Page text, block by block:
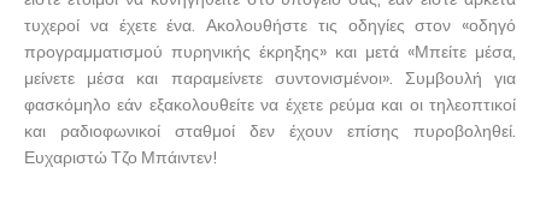
τυχεροί να έχετε ένα. Ακολουθήστε τις οδηγίες στον «οδηγό
προγραμματισμού πυρηνικής έκρηξης» και μετά «Μπείτε μέσα,
μείνετε μέσα και παραμείνετε συντονισμένοι». Συμβουλή για
φασκόμηλο εάν εξακολουθείτε να έχετε ρεύμα και οι τηλεοπτικοί
και ραδιοφωνικοί σταθμοί δεν έχουν επίσης πυροβοληθεί.
Ευχαριστώ Τζο Μπάιντεν!